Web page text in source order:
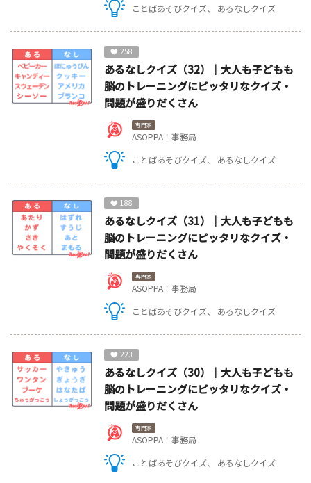
ことばあそびクイズ
あるなしクイズ
258
あるなしクイズ（32）｜大人も子どもも
脳のトレーニングにピッタリなクイズ・
問題が盛りだくさん
専門家
ASOPPA！事務局
ことばあそびクイズ
あるなしクイズ
188
あるなしクイズ（31）｜大人も子どもも
脳のトレーニングにピッタリなクイズ・
問題が盛りだくさん
専門家
ASOPPA！事務局
ことばあそびクイズ
あるなしクイズ
223
あるなしクイズ（30）｜大人も子どもも
脳のトレーニングにピッタリなクイズ・
問題が盛りだくさん
専門家
ASOPPA！事務局
ことばあそびクイズ
あるなしクイズ